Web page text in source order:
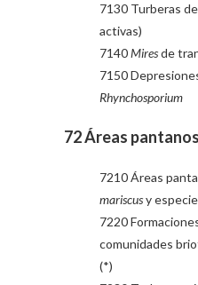
7130 Turberas
activas)
7140Miresde
7150
Rhynchosporium
72 Áreas
7210 Áreas
mariscusy
7220
comunidades
(*)